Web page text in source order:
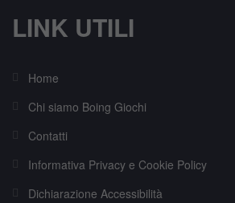
LINK UTILI
Home
Chi siamo Boing Giochi
Contatti
Informativa Privacy e Cookie Policy
Dichiarazione Accessibilità